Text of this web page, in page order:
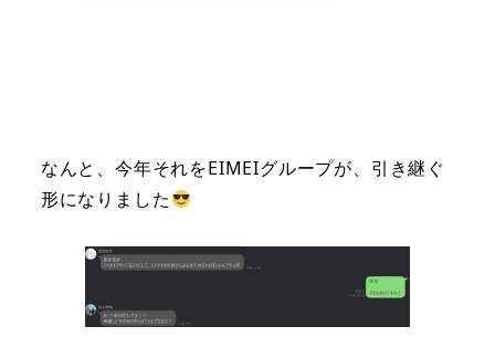
なんと、今年それをEIMEIグループが、引き継ぐ
形になりました